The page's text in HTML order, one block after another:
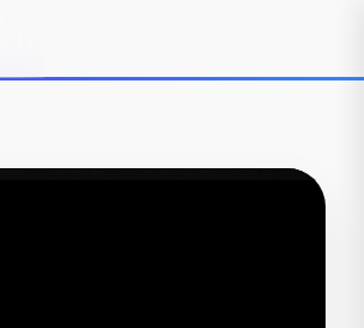
тему оформления